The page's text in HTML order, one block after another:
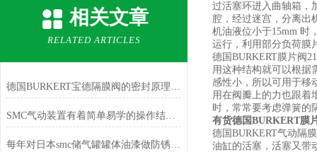
相关文章
RELATED ARTICLES
德国BURKERT宝德隔膜阀的密封原理，隔膜阀的基本组成
SMC气动装置有着简单易学的操作结构与维护起来十分方便的特点
每年对日本smc储气罐罐体油漆做防锈处理
过活塞环进入曲轴箱，
腔，经过迷宫，分离出
机油液位小于15mm 时
运行，利用部分负荷膜
德国BURKERT膜片阀
用这种结构就可以根据
感性小，所以可用于移
用在阀瓣上的力也跟着
时，常常要考虑弹簧的
有货德国BURKERT膜
德国BURKERT气动隔
油缸的活塞，活塞又带